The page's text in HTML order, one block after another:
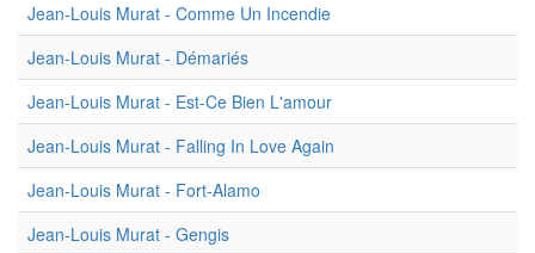
Jean-Louis Murat - Comme Un Incendie
Jean-Louis Murat - Démariés
Jean-Louis Murat - Est-Ce Bien L'amour
Jean-Louis Murat - Falling In Love Again
Jean-Louis Murat - Fort-Alamo
Jean-Louis Murat - Gengis